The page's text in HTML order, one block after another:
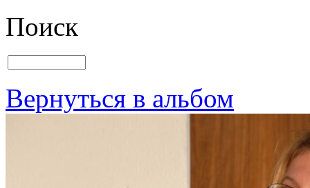
Поиск
Вернуться в альбом